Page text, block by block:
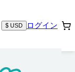
$ USD ログイン